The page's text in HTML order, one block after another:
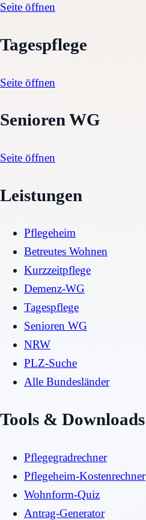
Seite öffnen
Tagespflege
Seite öffnen
Senioren WG
Seite öffnen
Leistungen
Pflegeheim
Betreutes Wohnen
Kurzzeitpflege
Demenz-WG
Tagespflege
Senioren WG
NRW
PLZ-Suche
Alle Bundesländer
Tools & Downloads
Pflegegradrechner
Pflegeheim-Kostenrechner
Wohnform-Quiz
Antrag-Generator